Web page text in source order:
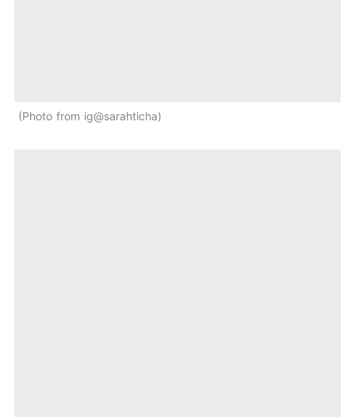
Photo from ig@sarahticha